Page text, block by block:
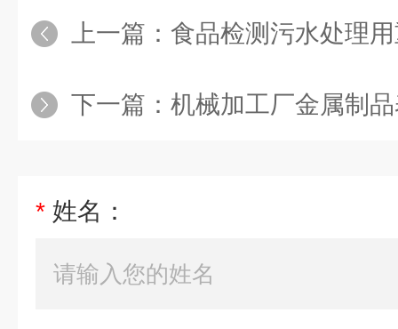
上一篇： 食品检测污水处理用
下一篇： 机械加工厂金属制品
* 姓名：